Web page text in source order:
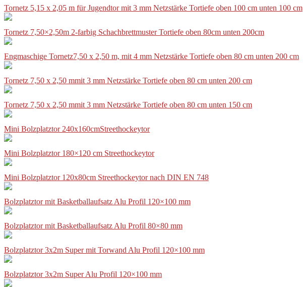
Tornetz 5,15 x 2,05 m für Jugendtor mit 3 mm Netzstärke Tortiefe oben 100 cm unten 100 cm
Tornetz 7,50×2,50m 2-farbig Schachbrettmuster Tortiefe oben 80cm unten 200cm
Engmaschige Tornetz7,50 x 2,50 m, mit 4 mm Netzstärke Tortiefe oben 80 cm unten 200 cm
Tornetz 7,50 x 2,50 mmit 3 mm Netzstärke Tortiefe oben 80 cm unten 200 cm
Tornetz 7,50 x 2,50 mmit 3 mm Netzstärke Tortiefe oben 80 cm unten 150 cm
Mini Bolzplatztor 240x160cmStreethockeytor
Mini Bolzplatztor 180×120 cm Streethockeytor
Mini Bolzplatztor 120x80cm Streethockeytor nach DIN EN 748
Bolzplatztor mit Basketballaufsatz Alu Profil 120×100 mm
Bolzplatztor mit Basketballaufsatz Alu Profil 80×80 mm
Bolzplatztor 3x2m Super mit Torwand Alu Profil 120×100 mm
Bolzplatztor 3x2m Super Alu Profil 120×100 mm